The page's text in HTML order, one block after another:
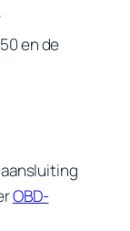
en de
OBD-